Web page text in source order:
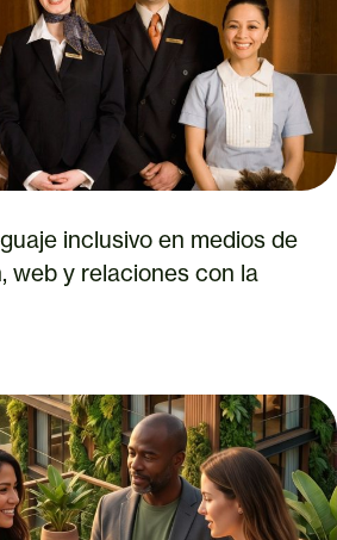
inclusivo en medios de
web y relaciones con la